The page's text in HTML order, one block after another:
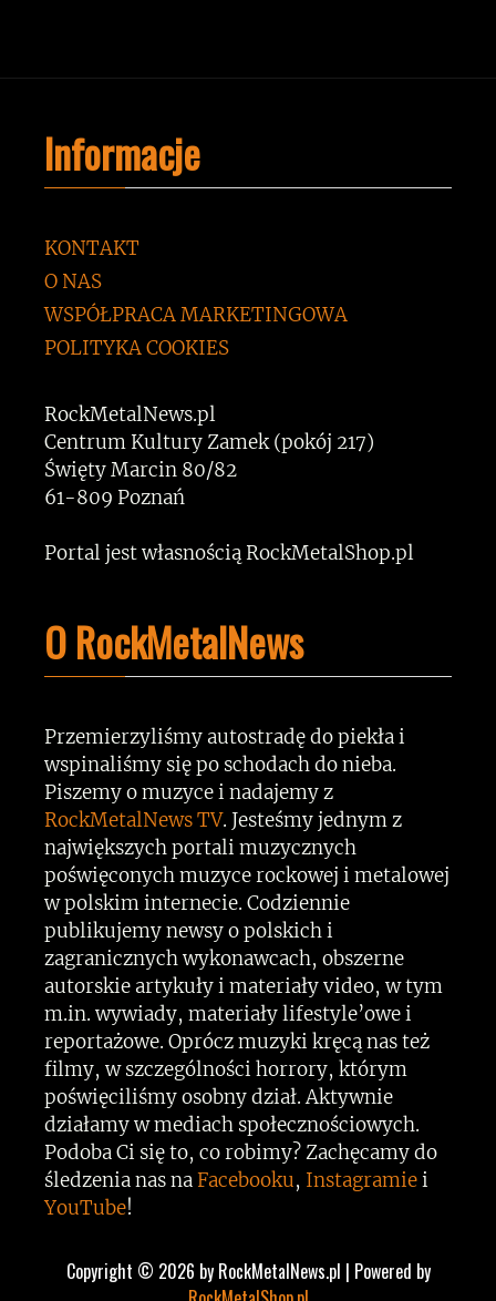
Informacje
KONTAKT
O NAS
WSPÓŁPRACA MARKETINGOWA
POLITYKA COOKIES
RockMetalNews.pl
Centrum Kultury Zamek (pokój 217)
Święty Marcin 80/82
61-809 Poznań
Portal jest własnością RockMetalShop.pl
O RockMetalNews
Przemierzyliśmy autostradę do piekła i
wspinaliśmy się po schodach do nieba.
Piszemy o muzyce i nadajemy z
RockMetalNews TV. Jesteśmy jednym z
największych portali muzycznych
poświęconych muzyce rockowej i metalowej
w polskim internecie. Codziennie
publikujemy newsy o polskich i
zagranicznych wykonawcach, obszerne
autorskie artykuły i materiały video, w tym
m.in. wywiady, materiały lifestyle’owe i
reportażowe. Oprócz muzyki kręcą nas też
filmy, w szczególności horrory, którym
poświęciliśmy osobny dział. Aktywnie
działamy w mediach społecznościowych.
Podoba Ci się to, co robimy? Zachęcamy do
śledzenia nas naFacebooku, Instagramiei
YouTube!
Copyright © 2026 by RockMetalNews.pl | Powered by